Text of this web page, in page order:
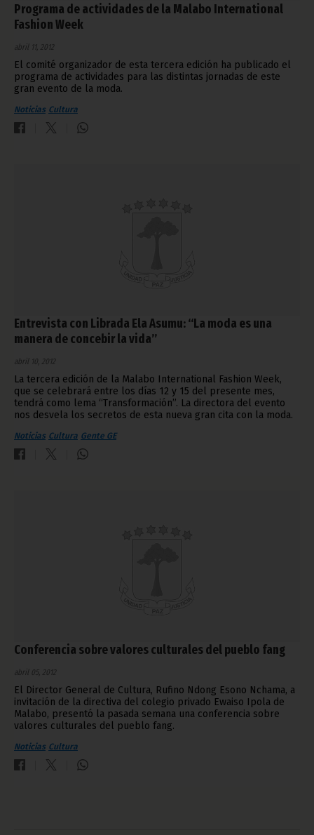
Programa de actividades de la Malabo International
Fashion Week
abril 11, 2012
El comité organizador de esta tercera edición ha publicado el
programa de actividades para las distintas jornadas de este
gran evento de la moda.
Noticias Cultura
Entrevista con Librada Ela Asumu: “La moda es una
manera de concebir la vida”
abril 10, 2012
La tercera edición de la Malabo International Fashion Week,
que se celebrará entre los días 12 y 15 del presente mes,
tendrá como lema “Transformación”. La directora del evento
nos desvela los secretos de esta nueva gran cita con la moda.
Noticias Cultura Gente GE
Conferencia sobre valores culturales del pueblo fang
abril 05, 2012
El Director General de Cultura, Rufino Ndong Esono Nchama, a
invitación de la directiva del colegio privado Ewaiso Ipola de
Malabo, presentó la pasada semana una conferencia sobre
valores culturales del pueblo fang.
Noticias Cultura